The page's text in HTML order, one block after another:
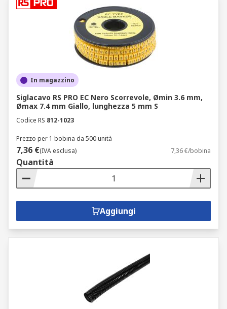
In magazzino
Siglacavo RS PRO EC Nero Scorrevole, Ømin 3.6 mm,
Ømax 7.4 mm Giallo, lunghezza 5 mm S
Codice RS 812-1023
Prezzo per 1 bobina da 500 unità
7,36 €(IVA esclusa) 7,36 €/bobina
Quantità
Aggiungi